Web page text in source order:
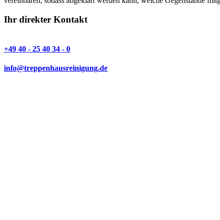
Ihr direkter Kontakt
+49 40 - 25 40 34 - 0
info@treppenhausreinigung.de